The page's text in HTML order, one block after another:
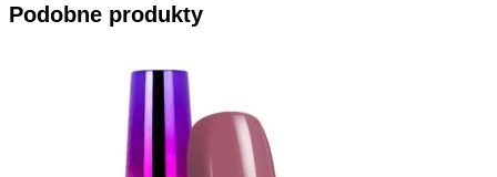
Podobne produkty